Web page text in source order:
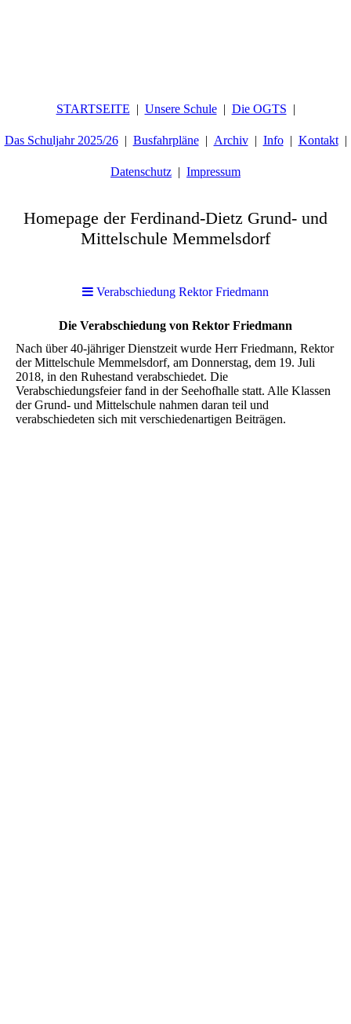
STARTSEITE Unsere Schule Die OGTS
Das Schuljahr 2025/26 Busfahrpläne Archiv Info Kontakt
Datenschutz Impressum
Homepage der Ferdinand-Dietz Grund- und
Mittelschule Memmelsdorf
Verabschiedung Rektor Friedmann
Die Verabschiedung von Rektor Friedmann
Nach über 40-jähriger Dienstzeit wurde Herr Friedmann, Rektor
der Mittelschule Memmelsdorf, am Donnerstag, dem 19. Juli
2018, in den Ruhestand verabschiedet. Die
Verabschiedungsfeier fand in der Seehofhalle statt. Alle Klassen
der Grund- und Mittelschule nahmen daran teil und
verabschiedeten sich mit verschiedenartigen Beiträgen.